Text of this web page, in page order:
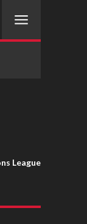
League